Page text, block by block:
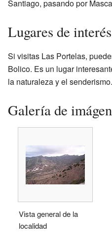
Santiago, pasando por
Lugares de
Si visitas Las Portelas,
Bolico. Es un lugar
la naturaleza y el senderismo.
Galería de
Vista general de la
localidad